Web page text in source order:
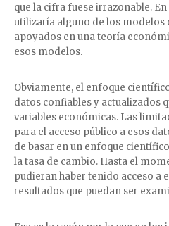
que la cifra fuese irrazonable. En
utilizaría alguno de los modelos
apoyados en una teoría
esos modelos.
Obviamente, el enfoque
datos confiables y actualizados
variables económicas. Las
para el acceso público a esos
de basar en un enfoque
la tasa de cambio. Hasta el
pudieran haber tenido acceso a
resultados que puedan ser